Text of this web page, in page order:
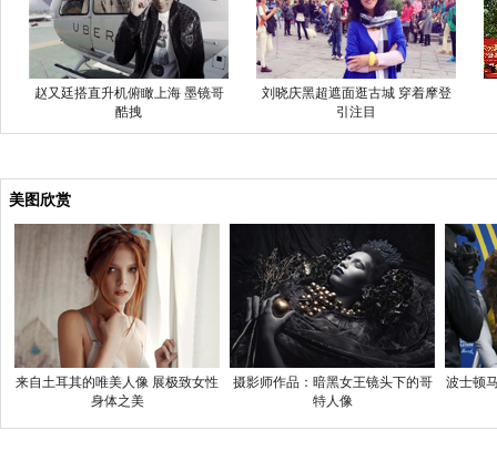
赵又廷搭直升机俯瞰上海 墨镜哥
酷拽
刘晓庆黑超遮面逛古城 穿着摩登
引注目
美图欣赏
来自土耳其的唯美人像 展极致女性
身体之美
摄影师作品：暗黑女王镜头下的哥
特人像
波士顿